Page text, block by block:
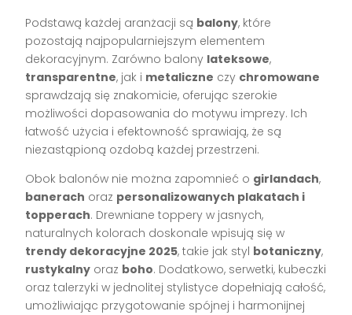
Podstawą każdej aranżacji są balony, które
pozostają najpopularniejszym elementem
dekoracyjnym. Zarówno balony lateksowe,
transparentne, jak i metaliczne czy chromowane
sprawdzają się znakomicie, oferując szerokie
możliwości dopasowania do motywu imprezy. Ich
łatwość użycia i efektowność sprawiają, że są
niezastąpioną ozdobą każdej przestrzeni.
Obok balonów nie można zapomnieć o girlandach,
banerach oraz personalizowanych plakatach i
topperach. Drewniane toppery w jasnych,
naturalnych kolorach doskonale wpisują się w
trendy dekoracyjne 2025, takie jak styl botaniczny,
rustykalny oraz boho. Dodatkowo, serwetki, kubeczki
oraz talerzyki w jednolitej stylistyce dopełniają całość,
umożliwiając przygotowanie spójnej i harmonijnej